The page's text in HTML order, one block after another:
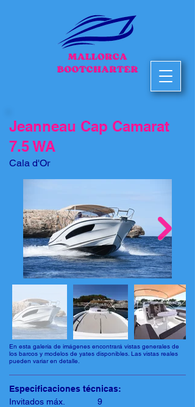
Jeanneau Cap Camarat
7.5 WA
Cala d'Or
En esta galería de imágenes encontrará vistas generales de
los barcos y modelos de yates disponibles. Las vistas reales
pueden variar en detalle.
Especificaciones técnicas:
Invitados máx.
9